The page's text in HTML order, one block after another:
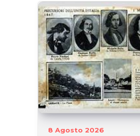
8 Agosto 2026